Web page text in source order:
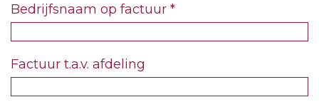
Bedrijfsnaam op factuur *
Factuur t.a.v. afdeling